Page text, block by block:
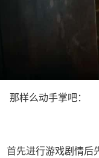
那样么动手掌吧：
首先进行游戏剧情后